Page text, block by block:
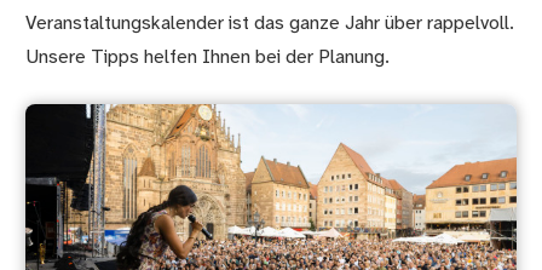
Veranstaltungskalender ist das ganze Jahr über rappelvoll.
Unsere Tipps helfen Ihnen bei der Planung.